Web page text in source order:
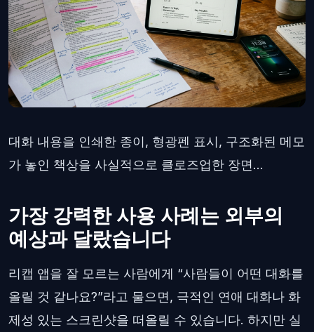
대화 내용을 인쇄한 종이, 형광펜 표시, 구조화된 메모
가 놓인 책상을 사실적으로 클로즈업한 장면...
가장 강력한 사용 사례는 외부의
예상과 달랐습니다
리캡 앱을 잘 모르는 사람에게 “사람들이 어떤 대화를
올릴 것 같나요?”라고 물으면, 극적인 연애 대화나 화
제성 있는 스크린샷을 떠올릴 수 있습니다. 하지만 실